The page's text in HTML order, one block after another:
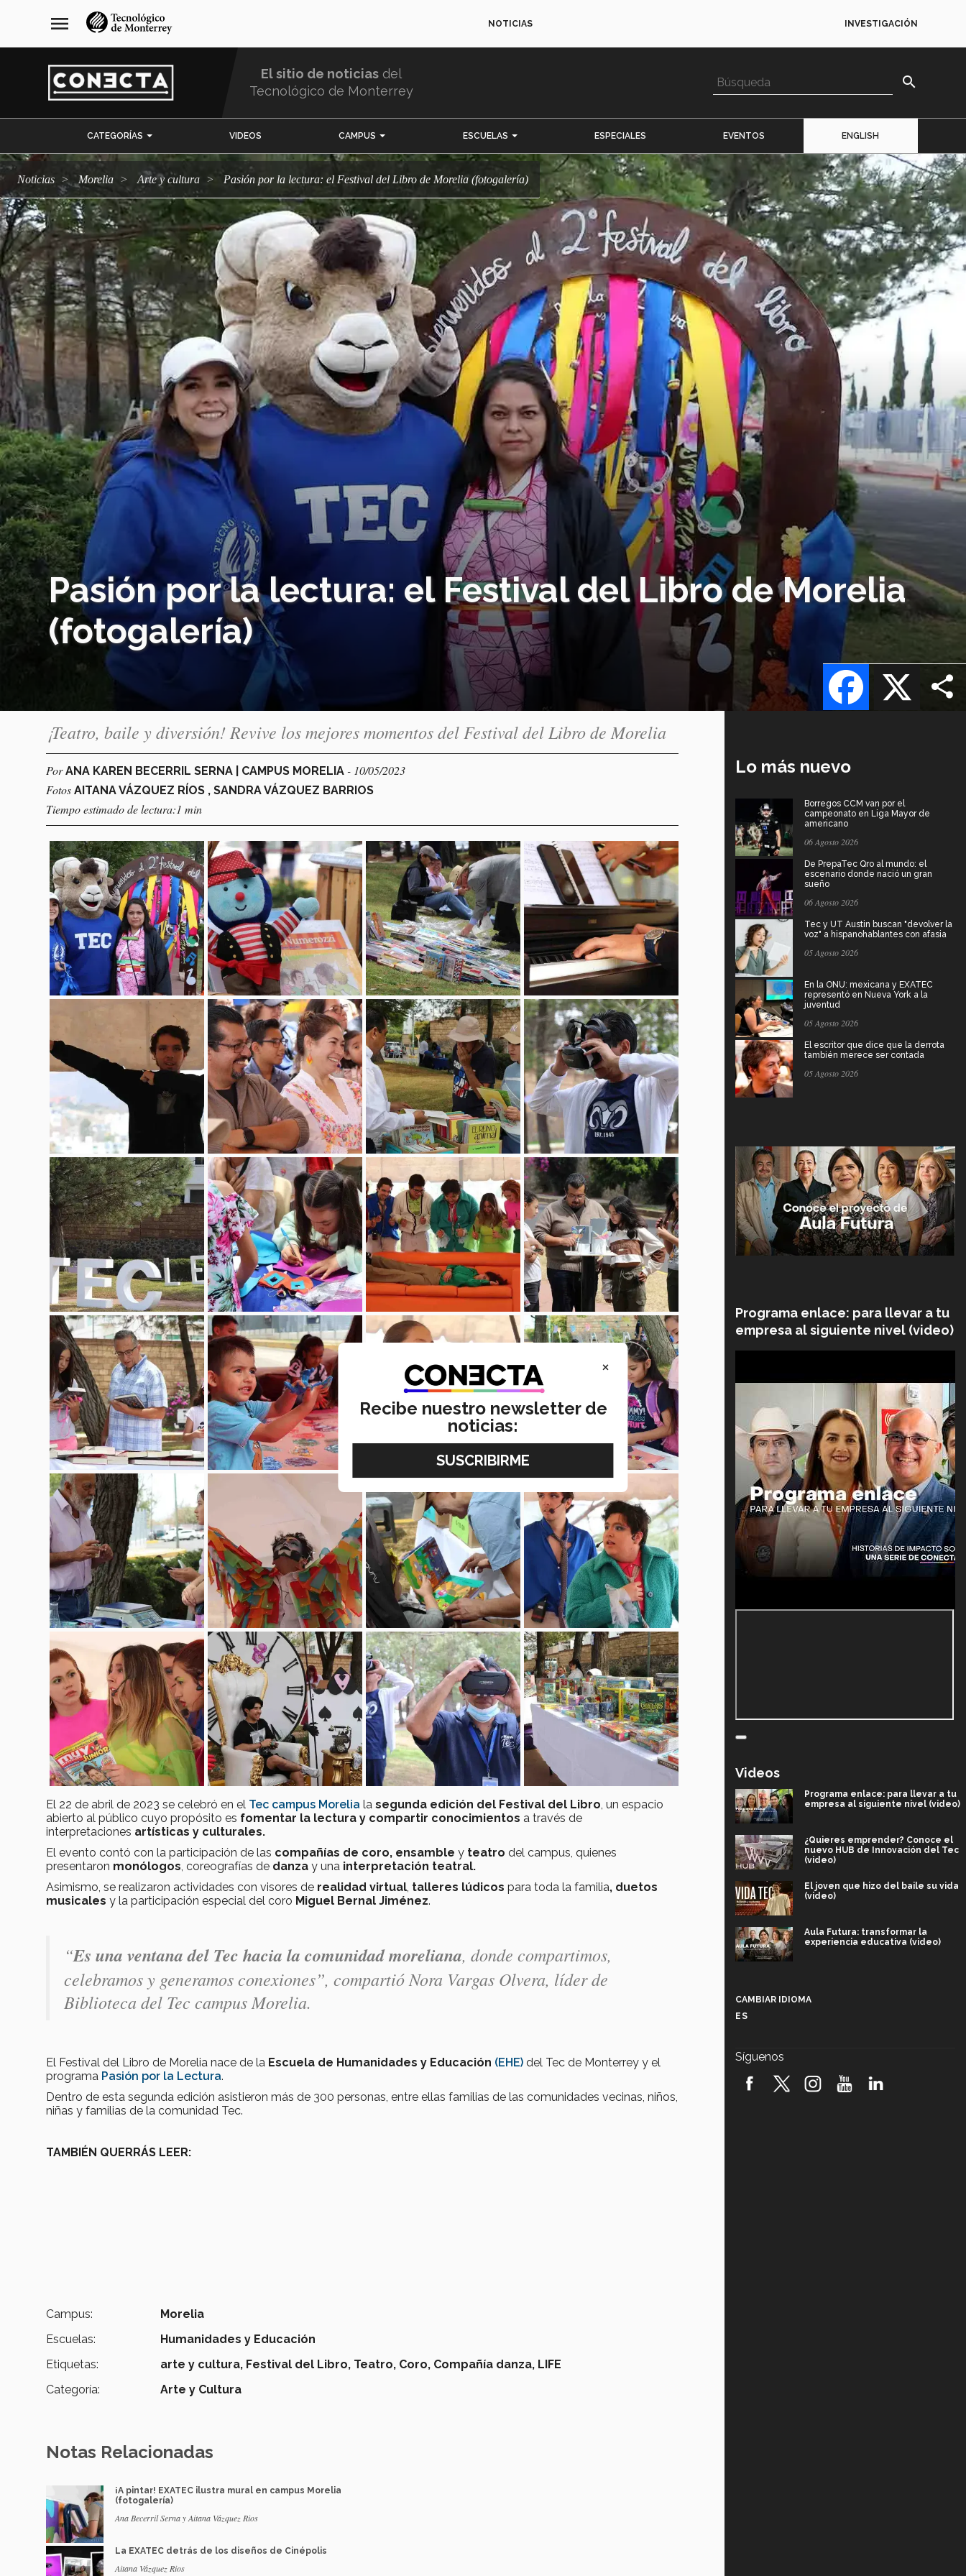
navegación
principal
menu NOTICIAS INVESTIGACIÓN
El sitio de noticias del
Tecnológico de Monterrey
search
CATEGORÍAS VIDEOS CAMPUS ESCUELAS ESPECIALES EVENTOS ENGLISH
Noticias Morelia arte y cultura Pasión por la lectura: el Festival del Libro de Morelia (fotogalería)
Pasión por la lectura: el Festival del Libro de Morelia
(fotogalería)
X
Facebook
¡Teatro, baile y diversión! Revive los mejores momentos del Festival del Libro de Morelia
PorANA KAREN BECERRIL SERNA | CAMPUS MORELIA - 10/05/2023
Fotos AITANA VÁZQUEZ RÍOS , SANDRA VÁZQUEZ BARRIOS
Tiempo estimado de lectura:1 min
El 22 de abril de 2023 se celebró en el Tec campus Morelia la segunda edición del Festival del Libro, un espacio
abierto al público cuyo propósito es fomentar la lectura y compartir conocimientos a través de
interpretaciones artísticas y culturales.
El evento contó con la participación de las compañías de coro, ensamble y teatro del campus, quienes
presentaron monólogos, coreografías de danza y una interpretación teatral.
Asimismo, se realizaron actividades con visores de realidad virtual, talleres lúdicos para toda la familia, duetos
musicales y la participación especial del coro Miguel Bernal Jiménez.
“Es una ventana del Tec hacia la comunidad moreliana, donde compartimos,
celebramos y generamos conexiones”, compartió Nora Vargas Olvera, líder de
Biblioteca del Tec campus Morelia.
El Festival del Libro de Morelia nace de la Escuela de Humanidades y Educación (EHE) del Tec de Monterrey y el
programa Pasión por la Lectura.
Dentro de esta segunda edición asistieron más de 300 personas, entre ellas familias de las comunidades vecinas, niños,
niñas y familias de la comunidad Tec.
TAMBIÉN QUERRÁS LEER:
Campus:
Morelia
Escuelas:
Humanidades y Educación
Etiquetas:
arte y cultura, Festival del Libro, Teatro, Coro, Compañía danza, LIFE
Categoría:
Arte y Cultura
Notas Relacionadas
¡A pintar! EXATEC ilustra mural en campus Morelia
(fotogalería)
Ana Becerril Serna y Aitana Vázquez Rios
La EXATEC detrás de los diseños de Cinépolis
Aitana Vázquez Rios
Lo más nuevo
Borregos CCM van por el
campeonato en Liga Mayor de
americano
06 Agosto 2026
De PrepaTec Qro al mundo: el
escenario donde nació un gran
sueño
06 Agosto 2026
Tec y UT Austin buscan "devolver la
voz" a hispanohablantes con afasia
05 Agosto 2026
En la ONU: mexicana y EXATEC
representó en Nueva York a la
juventud
05 Agosto 2026
El escritor que dice que la derrota
también merece ser contada
05 Agosto 2026
Programa enlace: para llevar a tu
empresa al siguiente nivel (video)
Videos
Programa enlace: para llevar a tu
empresa al siguiente nivel (video)
¿Quieres emprender? Conoce el
nuevo HUB de Innovación del Tec
(video)
El joven que hizo del baile su vida
(video)
Aula Futura: transformar la
experiencia educativa (video)
robótica FIRST 2026! (video)
CAMBIAR IDIOMA
ES
Síguenos
×
Recibe nuestro newsletter de
noticias: